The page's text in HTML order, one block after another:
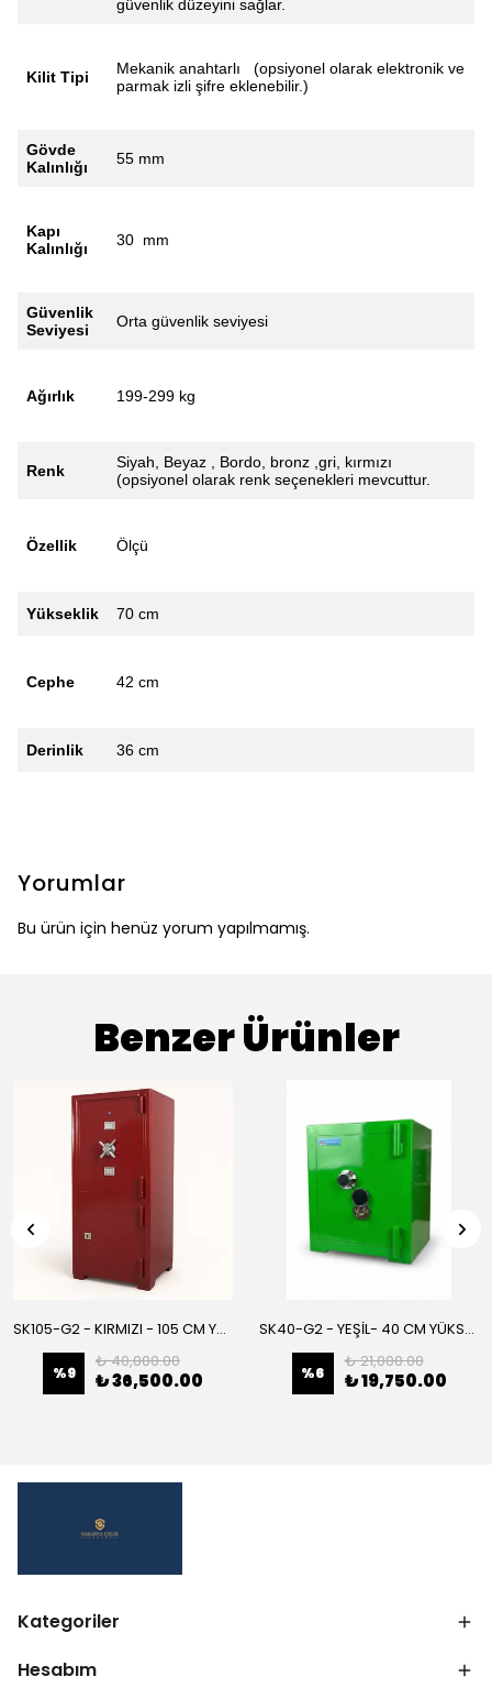
güvenlik düzeyini sağlar.
Kilit Tipi
Mekanik anahtarlı (opsiyonel olarak elektronik ve
parmak izli şifre eklenebilir.)
Gövde
Kalınlığı
55 mm
Kapı
Kalınlığı
30 mm
Güvenlik
Seviyesi
Orta güvenlik seviyesi
Ağırlık 199-299 kg
Renk
Siyah, Beyaz , Bordo, bronz ,gri, kırmızı
(opsiyonel olarak renk seçenekleri mevcuttur.
Özellik Ölçü
Yükseklik 70 cm
Cephe 42 cm
Derinlik 36 cm
Yorumlar
Bu ürün için henüz yorum yapılmamış.
Benzer Ürünler
SK105-G2 - KIRMIZI - 105 CM YÜKSEKLİK - ZIRHLI VE DOLAPLI ÇELİK KASA
%9
₺ 40,000.00
₺ 36,500.00
SK40-G2 - YEŞİL- 40 CM YÜKSEKLİK- ZEMİNE MONTAJLANABİLİR ÇELİK KASA
%6
₺ 21,000.00
₺ 19,750.00
Kategoriler
Hesabım